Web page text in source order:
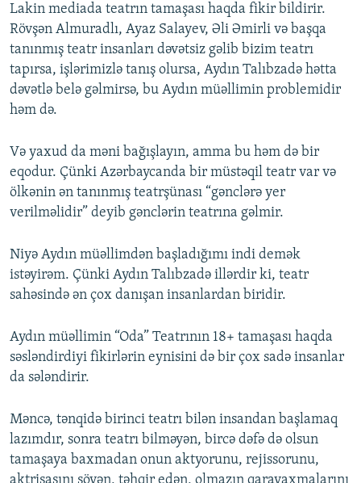
Lakin mediada teatrın tamaşası haqda fikir bildirir.
Rövşən Almuradlı, Ayaz Salayev, Əli Əmirli və başqa
tanınmış teatr insanları dəvətsiz gəlib bizim teatrı
tapırsa, işlərimizlə tanış olursa, Aydın Talıbzadə hətta
dəvətlə belə gəlmirsə, bu Aydın müəllimin problemidir
həm də.
Və yaxud da məni bağışlayın, amma bu həm də bir
eqodur. Çünki Azərbaycanda bir müstəqil teatr var və
ölkənin ən tanınmış teatrşünası “gənclərə yer
verilməlidir” deyib gənclərin teatrına gəlmir.
Niyə Aydın müəllimdən başladığımı indi demək
istəyirəm. Çünki Aydın Talıbzadə illərdir ki, teatr
sahəsində ən çox danışan insanlardan biridir.
Aydın müəllimin “Oda” Teatrının 18+ tamaşası haqda
səsləndirdiyi fikirlərin eynisini də bir çox sadə insanlar
da sələndirir.
Məncə, tənqidə birinci teatrı bilən insandan başlamaq
lazımdır, sonra teatrı bilməyən, bircə dəfə də olsun
tamaşaya baxmadan onun aktyorunu, rejissorunu,